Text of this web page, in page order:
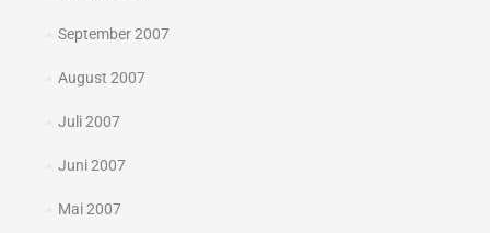
September 2007
August 2007
Juli 2007
Juni 2007
Mai 2007